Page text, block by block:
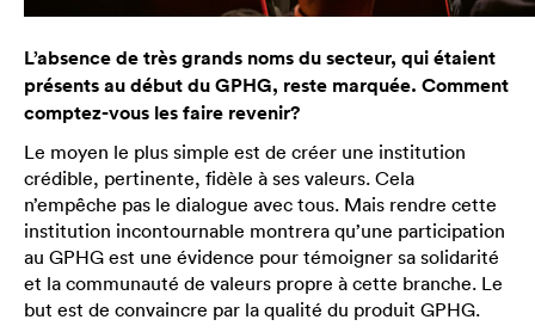
L’absence de très grands noms du secteur, qui étaient
présents au début du GPHG, reste marquée. Comment
comptez-vous les faire revenir?
Le moyen le plus simple est de créer une institution
crédible, pertinente, fidèle à ses valeurs. Cela
n’empêche pas le dialogue avec tous. Mais rendre cette
institution incontournable montrera qu’une participation
au GPHG est une évidence pour témoigner sa solidarité
et la communauté de valeurs propre à cette branche. Le
but est de convaincre par la qualité du produit GPHG.